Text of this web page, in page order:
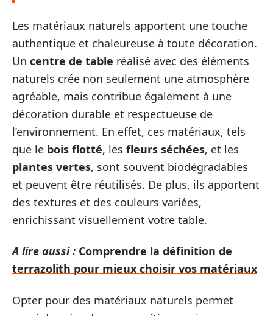
Les matériaux naturels apportent une touche
authentique et chaleureuse à toute décoration.
Un centre de table réalisé avec des éléments
naturels crée non seulement une atmosphère
agréable, mais contribue également à une
décoration durable et respectueuse de
l’environnement. En effet, ces matériaux, tels
que le bois flotté, les fleurs séchées, et les
plantes vertes, sont souvent biodégradables
et peuvent être réutilisés. De plus, ils apportent
des textures et des couleurs variées,
enrichissant visuellement votre table.
A lire aussi : Comprendre la définition de
terrazolith pour mieux choisir vos matériaux
Opter pour des matériaux naturels permet